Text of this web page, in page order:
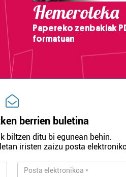
Hemeroteka
Papereko zenbakiak
formatuan
berrien buletina
biltzen ditu bi egunean behin.
iristen zaizu posta